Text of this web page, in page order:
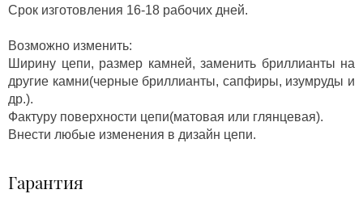
Срок изготовления 16-18 рабочих дней.
Возможно изменить:
Ширину цепи, размер камней, заменить бриллианты на
другие камни(черные бриллианты, сапфиры, изумруды и
др.).
Фактуру поверхности цепи(матовая или глянцевая).
Внести любые изменения в дизайн цепи.
Гарантия